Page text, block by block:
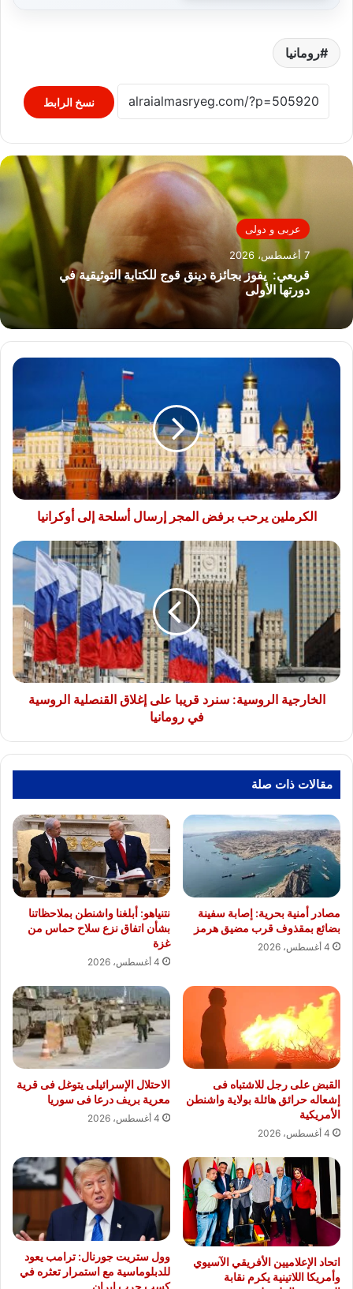
رومانيا
نسخ الرابط
عربى و دولى
7 أغسطس، 2026
قريعي: يفوز بجائزة دينق قوج للكتابة التوثيقية في
دورتها الأولى
الكرملين
أسلحة
إلى
أوكرانيا
الكرملين يرحب برفض المجر إرسال أسلحة إلى أوكرانيا
الخارجية
الروسية:
سنرد
قريبا
على
إغلاق
الروسية
في
رومانياالخارجية الروسية: سنرد قريبا على إغلاق القنصلية الروسية
في رومانيا
مقالات ذات صلة
مصادر أمنية بحرية: إصابة سفينة
بضائع بمقذوف قرب مضيق هرمز
4 أغسطس، 2026
نتنياهو: أبلغنا واشنطن بملاحظاتنا
بشأن اتفاق نزع سلاح حماس من
غزة
4 أغسطس، 2026
القبض على رجل للاشتباه فى
إشعاله حرائق هائلة بولاية واشنطن
الأمريكية
4 أغسطس، 2026
الاحتلال الإسرائيلى يتوغل فى قرية
معرية بريف درعا فى سوريا
4 أغسطس، 2026
اتحاد الإعلاميين الأفريقي الآسيوي
وأمريكا اللاتينية يكرم نقابة
وول ستريت جورنال: ترامب يعود
للدبلوماسية مع استمرار تعثره في
كسب حرب إيران